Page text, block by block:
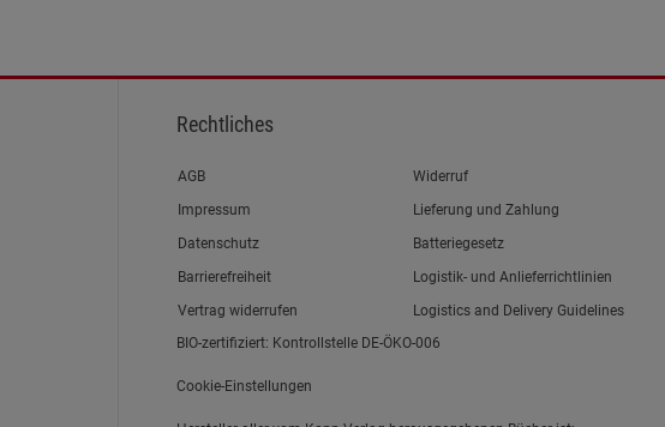
Rechtliches
Link zum/zur
AGB
Link zum/zur
Impressum
Link zum/zur
Datenschutz
Link zum/zur
Barrierefreiheit
Vertrag widerrufen
Widerruf
Lieferung und Zahlung
Batteriegesetz
Logistik- und Anlieferrichtlinien
Logistics and Delivery Guidelines
BIO-zertifiziert: Kontrollstelle DE-ÖKO-006
Cookie-Einstellungen